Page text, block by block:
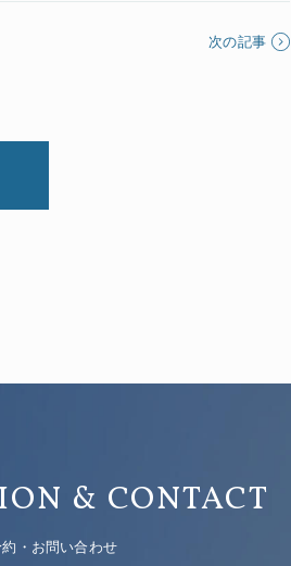
次の記事
& CONTACT
約・お問い合わせ